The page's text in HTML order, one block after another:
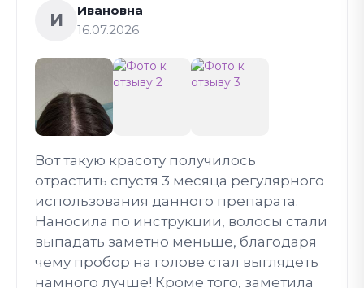
И
Ивановна
16.07.2026
Вот такую красоту получилось
отрастить спустя 3 месяца регулярного
использования данного препарата.
Наносила по инструкции, волосы стали
выпадать заметно меньше, благодаря
чему пробор на голове стал выглядеть
намного лучше! Кроме того, заметила